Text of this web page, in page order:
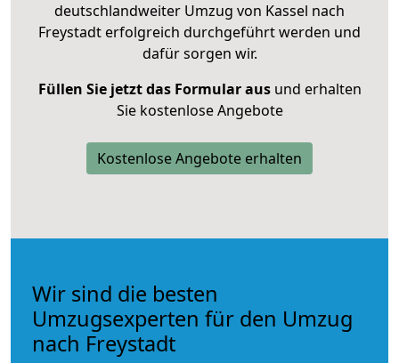
deutschlandweiter Umzug von Kassel nach
Freystadt erfolgreich durchgeführt werden und
dafür sorgen wir.
Füllen Sie jetzt das Formular ausund erhalten
Sie kostenlose Angebote
Kostenlose Angebote erhalten
Wir sind die besten
Umzugsexperten für den Umzug
nach Freystadt